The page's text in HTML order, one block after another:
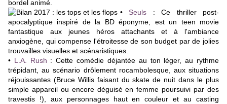
bordel animé.
• Seuls : Ce thriller post-
apocalyptique inspiré de la BD éponyme, est un teen movie
fantastique aux jeunes héros attachants et à l'ambiance
anxiogène, qui compense l'étroitesse de son budget par de jolies
trouvailles visuelles et scénaristiques.
• L.A. Rush :Cette comédie déjantée au ton léger, au rythme
trépidant, au scénario drôlement rocambolesque, aux situations
réjouissantes (Bruce Willis faisant du skate de nuit dans le plus
simple appareil ou encore déguisé en femme poursuivi par des
travestis !), aux personnages haut en couleur et au casting